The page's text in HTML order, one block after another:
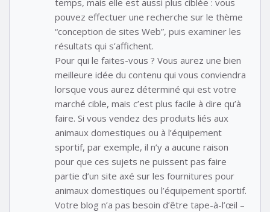
pouvez effectuer une recherche sur le thème
“conception de sites Web”, puis examiner les
résultats qui s’affichent.
Pour qui le faites-vous ? Vous aurez une bien
meilleure idée du contenu qui vous conviendra
lorsque vous aurez déterminé qui est votre
marché cible, mais c’est plus facile à dire qu’à
faire. Si vous vendez des produits liés aux
animaux domestiques ou à l’équipement
sportif, par exemple, il n’y a aucune raison
pour que ces sujets ne puissent pas faire
partie d’un site axé sur les fournitures pour
animaux domestiques ou l’équipement sportif.
Votre blog n’a pas besoin d’être tape-à-l’œil –